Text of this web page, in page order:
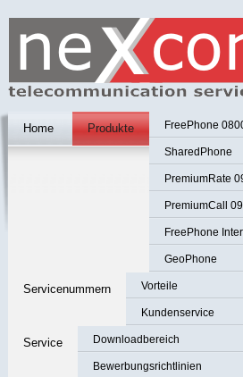
Home Produkte FreePhone
SharedPhone
PremiumRate
PremiumCall
FreePhone
GeoPhone
Servicenummern Vorteile
Kundenservice
Service Downloadbereich
Bewerbungsrichtlinien